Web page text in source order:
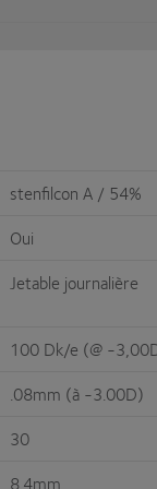
stenfilcon A / 54%
Oui
Jetable journalière
100 Dk/e (@ -
.08mm (à -3.00D)
30
8.4mm